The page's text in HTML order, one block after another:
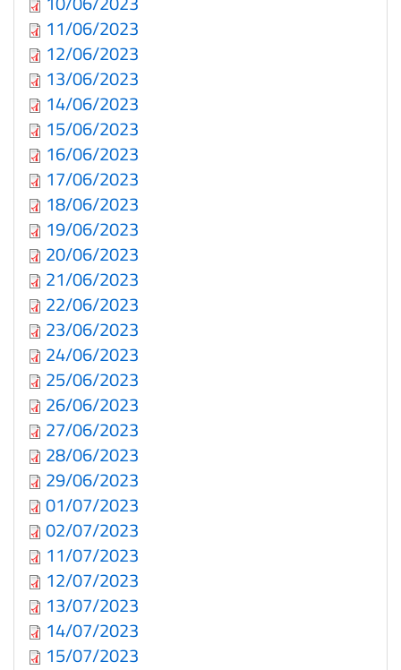
11/06/2023
12/06/2023
13/06/2023
14/06/2023
15/06/2023
16/06/2023
17/06/2023
18/06/2023
19/06/2023
20/06/2023
21/06/2023
22/06/2023
23/06/2023
24/06/2023
25/06/2023
26/06/2023
27/06/2023
28/06/2023
29/06/2023
01/07/2023
02/07/2023
11/07/2023
12/07/2023
13/07/2023
14/07/2023
15/07/2023